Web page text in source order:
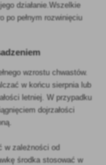
działanie.Wszelkie
po pełnym rozwinięciu
wzrostu chwastów.
w końcu sierpnia lub
letniej. W przypadku
dojrzałości
w zależności od
środka stosować w